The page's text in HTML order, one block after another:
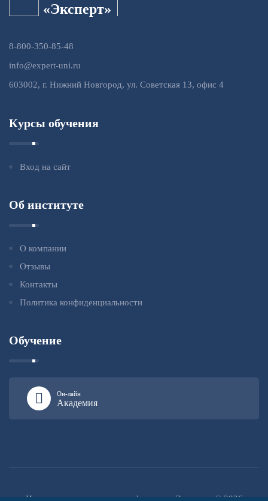
«Эксперт»
8-800-350-85-48
info@expert-uni.ru
603002, г. Нижний Новгород, ул. Советская 13, офис 4
Курсы обучения
Вход на сайт
Об институте
О компании
Отзывы
Контакты
Политика конфиденциальности
Обучение
Он-лайн
Академия
Институт повышения квалификации «Эксперт» © 2026